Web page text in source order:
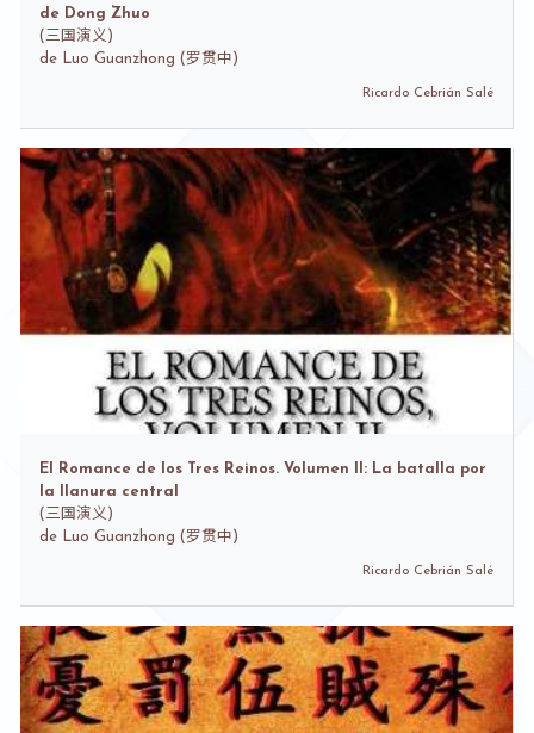
de Dong Zhuo
( 三国演义)
de Luo Guanzhong (罗贯中)
Ricardo Cebrián Salé
El Romance de los Tres Reinos. Volumen II: La batalla por
la llanura central
( 三国演义)
de Luo Guanzhong (罗贯中)
Ricardo Cebrián Salé